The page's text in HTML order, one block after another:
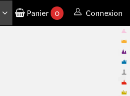
Panier 0 Connexion